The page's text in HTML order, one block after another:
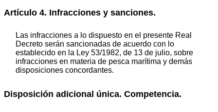
Artículo 4. Infracciones y sanciones.
Las infracciones a lo dispuesto en el presente Real
Decreto serán sancionadas de acuerdo con lo
establecido en la Ley 53/1982, de 13 de julio, sobre
infracciones en materia de pesca marítima y demás
disposiciones concordantes.
Disposición adicional única. Competencia.